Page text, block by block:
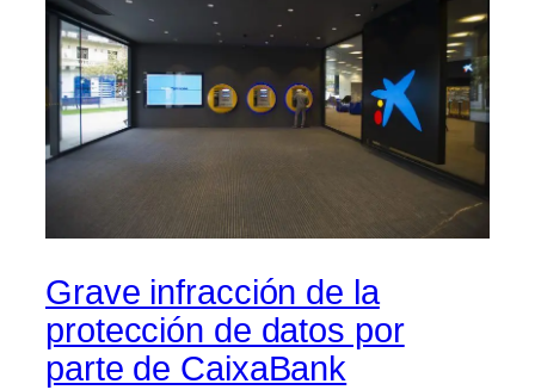
Grave infracción de la
protección de datos por
parte de CaixaBank